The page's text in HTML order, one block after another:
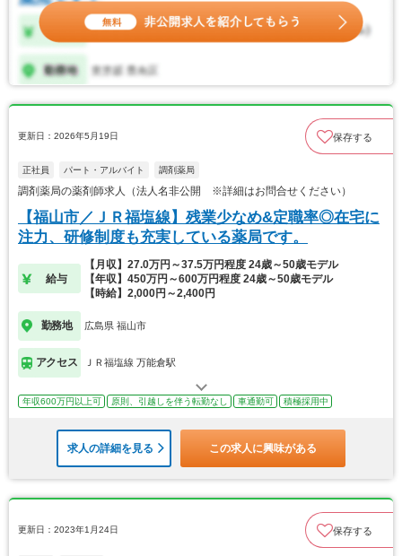
更新日：2026年5月19日 保存する
正社員 パート・アルバイト 調剤薬局
調剤薬局の薬剤師求人（法人名非公開 ※詳細はお問合せください）
【福山市／ＪＲ福塩線】残業少なめ&定職率◎在宅に
注力、研修制度も充実している薬局です。
給与
【月収】27.0万円～37.5万円程度 24歳～50歳モデル
【年収】450万円～600万円程度 24歳～50歳モデル
【時給】2,000円～2,400円
勤務地 広島県 福山市
アクセス ＪＲ福塩線 万能倉駅
年収600万円以上可 原則、引越しを伴う転勤なし 車通勤可 積極採用中
求人の詳細を見る この求人に興味がある
更新日：2023年1月24日 保存する